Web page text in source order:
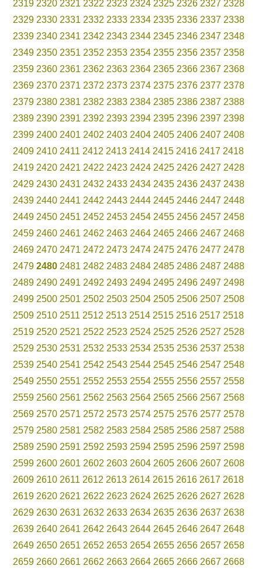
2319 2320 2321 2322 2323 2324 2325 2326 2327 2328
2329 2330 2331 2332 2333 2334 2335 2336 2337 2338
2339 2340 2341 2342 2343 2344 2345 2346 2347 2348
2349 2350 2351 2352 2353 2354 2355 2356 2357 2358
2359 2360 2361 2362 2363 2364 2365 2366 2367 2368
2369 2370 2371 2372 2373 2374 2375 2376 2377 2378
2379 2380 2381 2382 2383 2384 2385 2386 2387 2388
2389 2390 2391 2392 2393 2394 2395 2396 2397 2398
2399 2400 2401 2402 2403 2404 2405 2406 2407 2408
2409 2410 2411 2412 2413 2414 2415 2416 2417 2418
2419 2420 2421 2422 2423 2424 2425 2426 2427 2428
2429 2430 2431 2432 2433 2434 2435 2436 2437 2438
2439 2440 2441 2442 2443 2444 2445 2446 2447 2448
2449 2450 2451 2452 2453 2454 2455 2456 2457 2458
2459 2460 2461 2462 2463 2464 2465 2466 2467 2468
2469 2470 2471 2472 2473 2474 2475 2476 2477 2478
2479 2480 2481 2482 2483 2484 2485 2486 2487 2488
2489 2490 2491 2492 2493 2494 2495 2496 2497 2498
2499 2500 2501 2502 2503 2504 2505 2506 2507 2508
2509 2510 2511 2512 2513 2514 2515 2516 2517 2518
2519 2520 2521 2522 2523 2524 2525 2526 2527 2528
2529 2530 2531 2532 2533 2534 2535 2536 2537 2538
2539 2540 2541 2542 2543 2544 2545 2546 2547 2548
2549 2550 2551 2552 2553 2554 2555 2556 2557 2558
2559 2560 2561 2562 2563 2564 2565 2566 2567 2568
2569 2570 2571 2572 2573 2574 2575 2576 2577 2578
2579 2580 2581 2582 2583 2584 2585 2586 2587 2588
2589 2590 2591 2592 2593 2594 2595 2596 2597 2598
2599 2600 2601 2602 2603 2604 2605 2606 2607 2608
2609 2610 2611 2612 2613 2614 2615 2616 2617 2618
2619 2620 2621 2622 2623 2624 2625 2626 2627 2628
2629 2630 2631 2632 2633 2634 2635 2636 2637 2638
2639 2640 2641 2642 2643 2644 2645 2646 2647 2648
2649 2650 2651 2652 2653 2654 2655 2656 2657 2658
2659 2660 2661 2662 2663 2664 2665 2666 2667 2668